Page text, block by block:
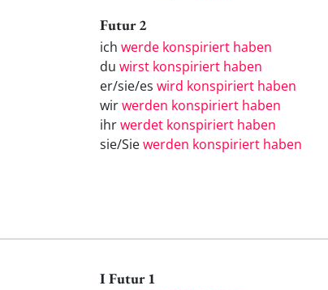
Futur 2
ich werde konspiriert haben
du wirst konspiriert haben
er/sie/es wird konspiriert haben
wirwerden konspiriert haben
ihrwerdet konspiriert haben
sie/Siewerden konspiriert haben
I Futur 1